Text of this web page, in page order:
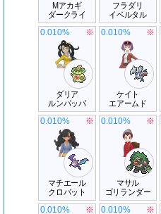
Mアカギ
ダークライ
フラダリ
イベルタル
ダリア
ルンパッパ
0.010% ※
ケイト
エアームド
0.010% ※
マチエール
クロバット
0.010% ※
マサル
ゴリランダー
0.010% ※
0.010% ※ 0.010% ※